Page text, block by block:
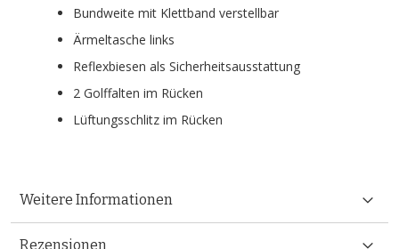
Bundweite mit Klettband verstellbar
Ärmeltasche links
Reflexbiesen als Sicherheitsausstattung
2 Golffalten im Rücken
Lüftungsschlitz im Rücken
Weitere Informationen
Rezensionen